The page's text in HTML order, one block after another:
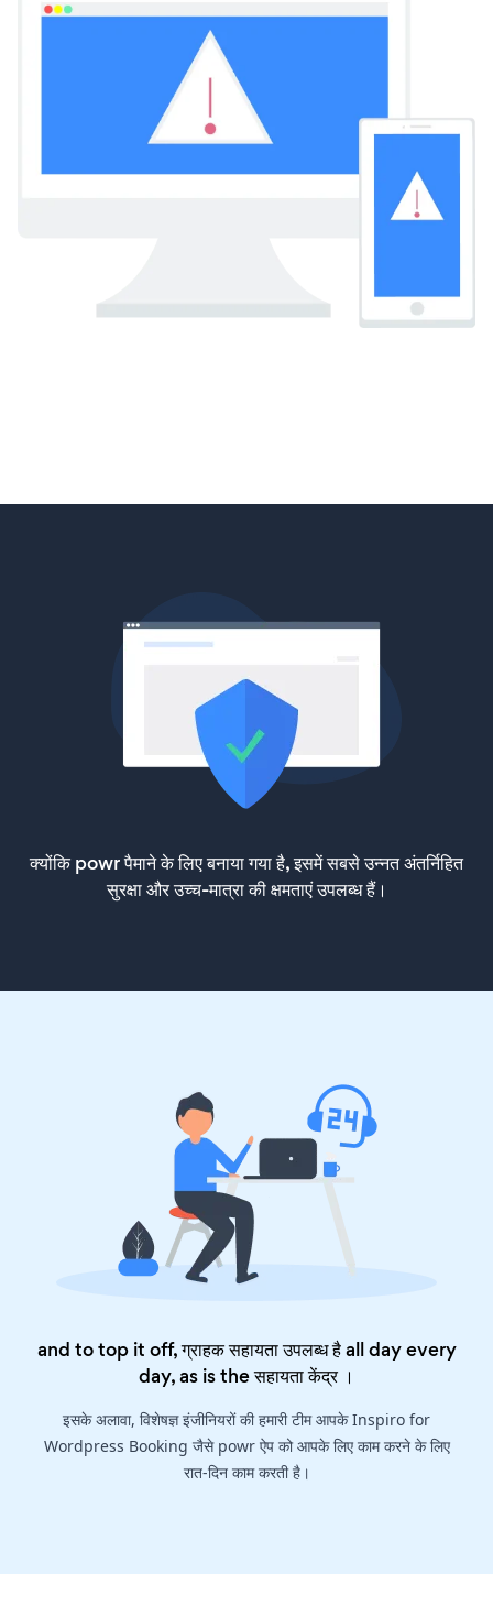
क्योंकि powr पैमाने के लिए बनाया गया है, इसमें सबसे उन्नत अंतर्निहित
सुरक्षा और उच्च-मात्रा की क्षमताएं उपलब्ध हैं।
and to top it off, ग्राहक सहायता उपलब्ध है all day every
day, as is theसहायता केंद्र।
इसके अलावा, विशेषज्ञ इंजीनियरों की हमारी टीम आपके Inspiro for
Wordpress Booking जैसे powr ऐप को आपके लिए काम करने के लिए
रात-दिन काम करती है।